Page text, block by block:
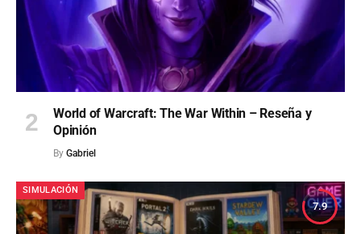
World of Warcraft: The War Within – Reseña y
Opinión
By Gabriel
7.9
SIMULACIÓN